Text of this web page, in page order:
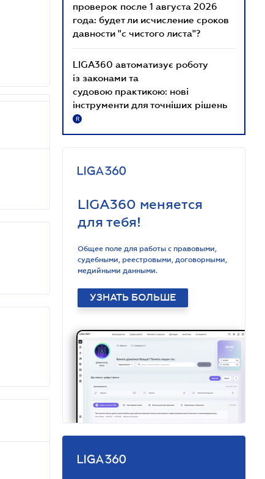
проверок после 1 августа 2026
года: будет ли исчисление сроков
давности "с чистого листа"?
LIGA360 автоматизує роботу
із законами та
судовою практикою: нові
інструменти для точніших рішень
R
LIGA360 меняется
для тебя!
Общее поле для работы с правовыми,
судебными, реестровыми, договорными,
медийными данными.
УЗНАТЬ БОЛЬШЕ